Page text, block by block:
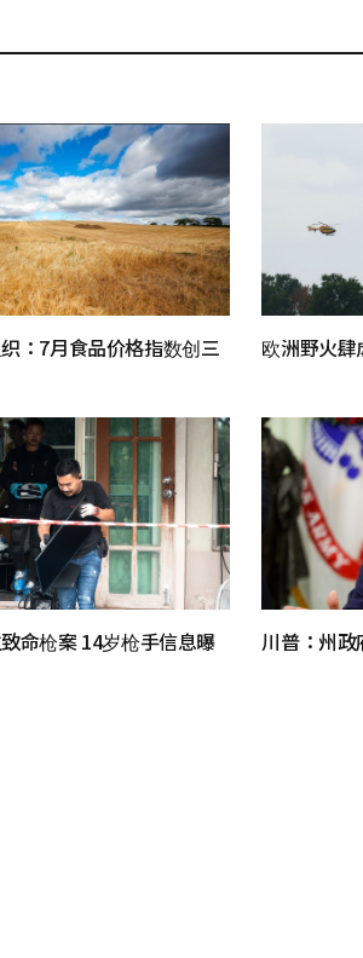
：7月食品价格指数创三 欧洲野火
命枪案 14岁枪手信息曝 川普：州